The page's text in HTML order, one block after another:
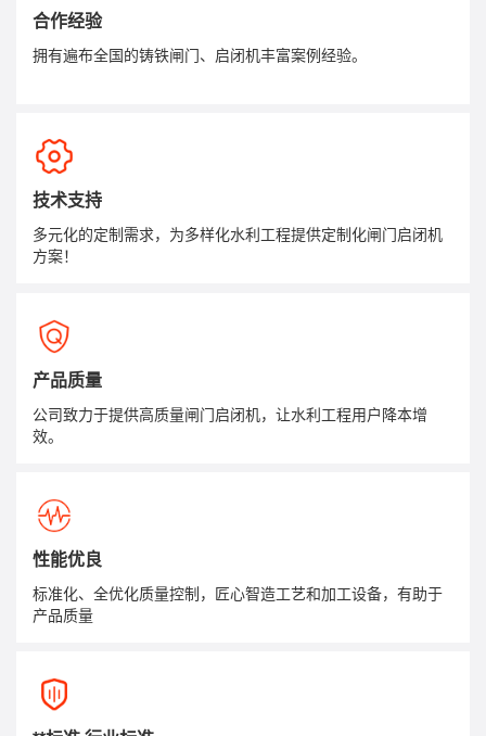
合作经验
拥有遍布全国的铸铁闸门、启闭机丰富案例经验。
技术支持
多元化的定制需求，为多样化水利工程提供定制化闸门启闭机
方案！
产品质量
公司致力于提供高质量闸门启闭机，让水利工程用户降本增
效。
性能优良
标准化、全优化质量控制，匠心智造工艺和加工设备，有助于
产品质量